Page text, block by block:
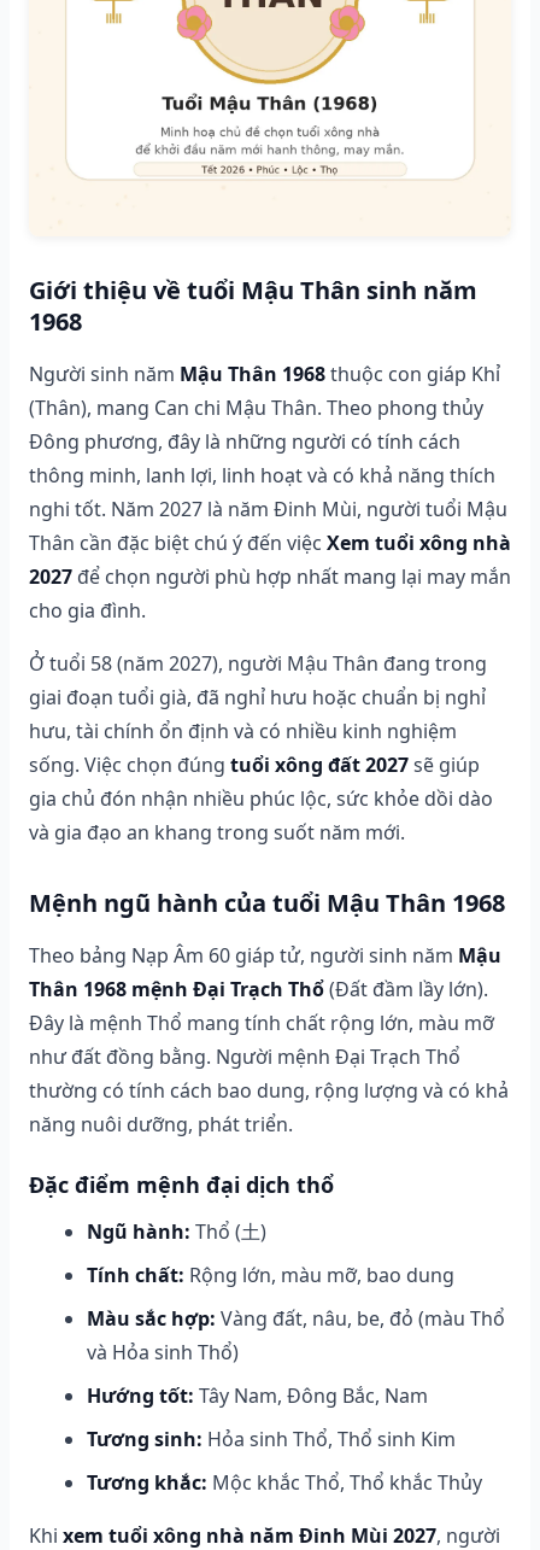
Giới thiệu về tuổi Mậu Thân sinh năm
1968
Người sinh năm Mậu Thân 1968thuộc con giáp Khỉ
(Thân), mang Can chi Mậu Thân. Theo phong thủy
Đông phương, đây là những người có tính cách
thông minh, lanh lợi, linh hoạt và có khả năng thích
nghi tốt. Năm 2027 là năm Đinh Mùi, người tuổi Mậu
Thân cần đặc biệt chú ý đến việc Xem tuổi xông nhà
2027 để chọn người phù hợp nhất mang lại may mắn
cho gia đình.
Ở tuổi 58 (năm 2027), người Mậu Thân đang trong
giai đoạn tuổi già, đã nghỉ hưu hoặc chuẩn bị nghỉ
hưu, tài chính ổn định và có nhiều kinh nghiệm
sống. Việc chọn đúng tuổi xông đất 2027sẽ giúp
gia chủ đón nhận nhiều phúc lộc, sức khỏe dồi dào
và gia đạo an khang trong suốt năm mới.
Mệnh ngũ hành của tuổi Mậu Thân 1968
Theo bảng Nạp Âm 60 giáp tử, người sinh năm Mậu
Thân 1968 mệnh Đại Trạch Thổ(Đất đầm lầy lớn).
Đây là mệnh Thổ mang tính chất rộng lớn, màu mỡ
như đất đồng bằng. Người mệnh Đại Trạch Thổ
thường có tính cách bao dung, rộng lượng và có khả
năng nuôi dưỡng, phát triển.
Đặc điểm mệnh đại dịch thổ
Ngũ hành: Thổ (土)
Tính chất: Rộng lớn, màu mỡ, bao dung
Màu sắc hợp: Vàng đất, nâu, be, đỏ (màu Thổ
và Hỏa sinh Thổ)
Hướng tốt: Tây Nam, Đông Bắc, Nam
Tương sinh: Hỏa sinh Thổ, Thổ sinh Kim
Tương khắc: Mộc khắc Thổ, Thổ khắc Thủy
Khi xem tuổi xông nhà năm Đinh Mùi 2027, người